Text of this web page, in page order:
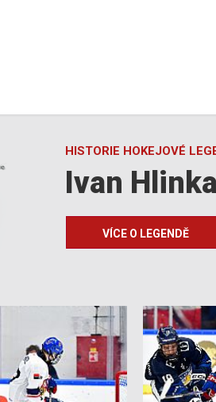
HISTORIE HOKEJOVÉ
Ivan
VÍCE O LEGENDĚ